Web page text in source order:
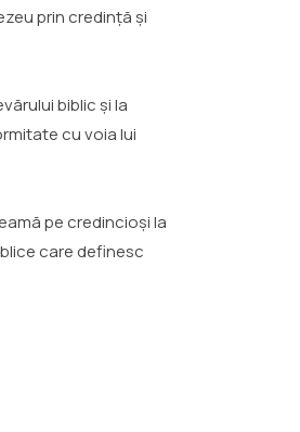
prin credință și
biblic și la
cu voia lui
pe credincioși la
care definesc